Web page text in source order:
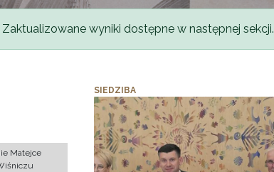
wyniki dostępne w następnej sekcji.
Matejce
SIEDZIBA